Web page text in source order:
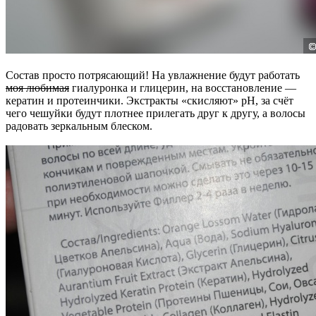
Состав просто потрясающий! На увлажнение будут работать
моя любимая гиалуронка и глицерин, на восстановление —
кератин и протеинчики. Экстракты «скисляют» pH, за счёт
чего чешуйки будут плотнее прилегать друг к другу, а волосы
радовать зеркальным блеском.